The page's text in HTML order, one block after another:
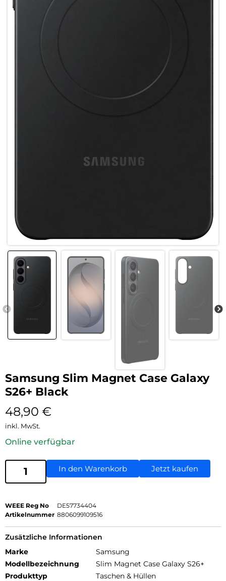
Samsung Slim Magnet Case Galaxy
S26+ Black
48,90 €
inkl. MwSt.
Online verfügbar
In den Warenkorb Jetzt kaufen
WEEE Reg No
DE57734404
Artikelnummer 8806099109516
Zusätzliche Informationen
Marke
Samsung
Modellbezeichnung
Slim Magnet Case Galaxy S26+
Produkttyp
Taschen & Hüllen